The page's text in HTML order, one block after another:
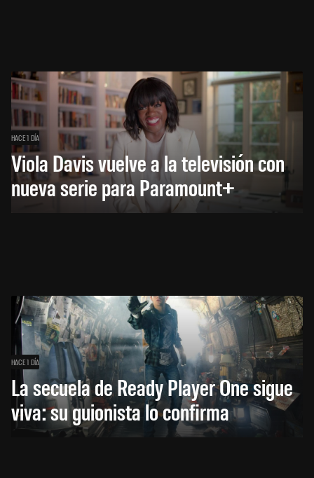
HACE 1 DÍA
Viola Davis vuelve a la televisión con
nueva serie para Paramount+
HACE 1 DÍA
La secuela de Ready Player One sigue
viva: su guionista lo confirma